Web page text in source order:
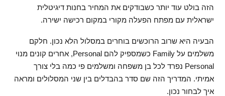
הזה בולט עוד יותר כשבודקים את המחיר בחנות דיגיטלית
ישראלית עם מפתח הפעלה מקורי במקום רכישה ישירה.
הבעיה היא שרוב הרוכשים בוחרים במסלול הלא נכון. חלקם
משלמים על Family כשמספיק להם Personal, אחרים קונים מנוי
Personal נפרד לכל בן משפחה ומשלמים פי כמה בלי צורך
אמיתי. המדריך הזה שם סדר בהבדלים בין שני המסלולים ומראה
איך לבחור נכון.